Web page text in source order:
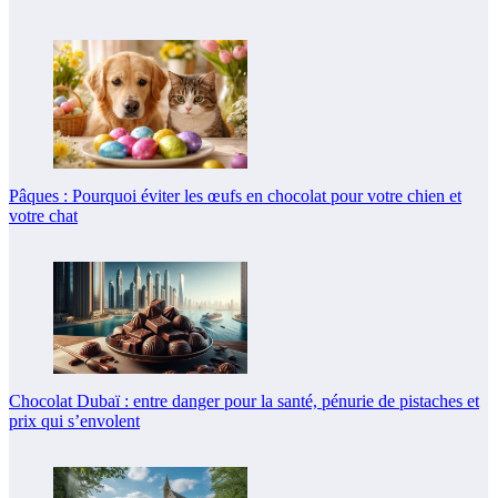
Pâques : Pourquoi éviter les œufs en chocolat pour votre chien et
votre chat
Chocolat Dubaï : entre danger pour la santé, pénurie de pistaches et
prix qui s’envolent